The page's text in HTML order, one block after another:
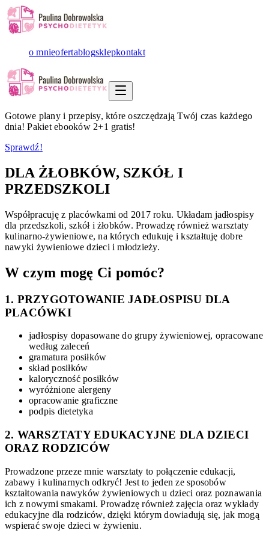
o mnieofertablogsklepkontakt
Gotowe plany i przepisy, które oszczędzają Twój czas każdego
dnia! Pakiet ebooków 2+1 gratis!
Sprawdź!
DLA ŻŁOBKÓW, SZKÓŁ I
PRZEDSZKOLI
Współpracuję z placówkami od 2017 roku. Układam jadłospisy
dla przedszkoli, szkół i żłobków. Prowadzę również warsztaty
kulinarno-żywieniowe, na których edukuję i kształtuję dobre
nawyki żywieniowe dzieci i młodzieży.
W czym mogę Ci pomóc?
1. PRZYGOTOWANIE JADŁOSPISU DLA
PLACÓWKI
jadłospisy dopasowane do grupy żywieniowej, opracowane
według zaleceń
gramatura posiłków
skład posiłków
kaloryczność posiłków
wyróżnione alergeny
opracowanie graficzne
podpis dietetyka
2. WARSZTATY EDUKACYJNE DLA DZIECI
ORAZ RODZICÓW
Prowadzone przeze mnie warsztaty to połączenie edukacji,
zabawy i kulinarnych odkryć! Jest to jeden ze sposobów
kształtowania nawyków żywieniowych u dzieci oraz poznawania
ich z nowymi smakami. Prowadzę również zajęcia oraz wykłady
edukacyjne dla rodziców, dzięki którym dowiadują się, jak mogą
wspierać swoje dzieci w żywieniu.